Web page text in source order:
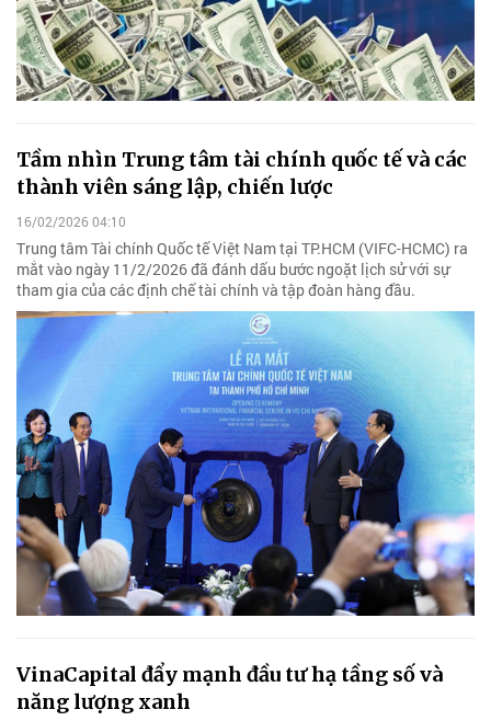
Tầm nhìn Trung tâm tài chính quốc tế và các
thành viên sáng lập, chiến lược
16/02/2026 04:10
Trung tâm Tài chính Quốc tế Việt Nam tại TP.HCM (VIFC-HCMC) ra
mắt vào ngày 11/2/2026 đã đánh dấu bước ngoặt lịch sử với sự
tham gia của các định chế tài chính và tập đoàn hàng đầu.
VinaCapital đẩy mạnh đầu tư hạ tầng số và
năng lượng xanh